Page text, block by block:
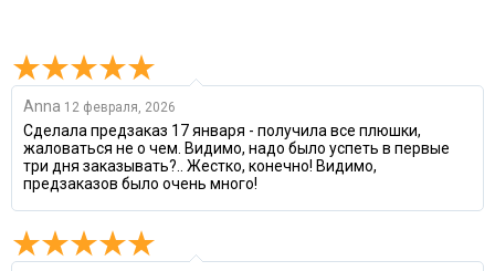
Anna 12 февраля, 2026
Сделала предзаказ 17 января - получила все плюшки,
жаловаться не о чем. Видимо, надо было успеть в первые
три дня заказывать?.. Жестко, конечно! Видимо,
предзаказов было очень много!